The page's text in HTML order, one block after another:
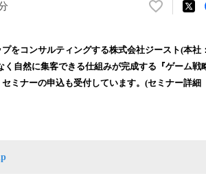
い
！
数
を
をコンサルティングする株式会社ジースト(本社
自然に集客できる仕組みが完成する『ゲーム戦
ミナーの申込も受付しています。(セミナー詳細